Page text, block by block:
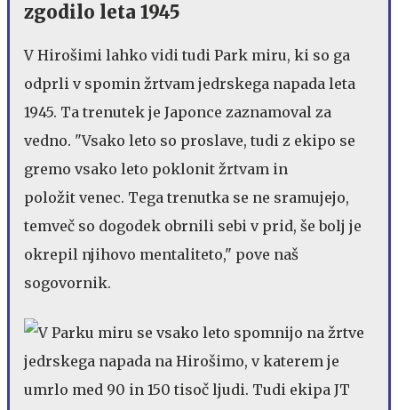
zgodilo leta 1945
V Hirošimi lahko vidi tudi Park miru, ki so ga
odprli v spomin žrtvam jedrskega napada leta
1945. Ta trenutek je Japonce zaznamoval za
vedno. "Vsako leto so proslave, tudi z ekipo se
gremo vsako leto poklonit žrtvam in
položit venec. Tega trenutka se ne sramujejo,
temveč so dogodek obrnili sebi v prid, še bolj je
okrepil njihovo mentaliteto," pove naš
sogovornik.